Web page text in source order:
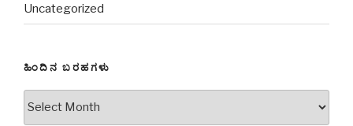
Uncategorized
ಹಿಂದಿನ ಬರಹಗಳು